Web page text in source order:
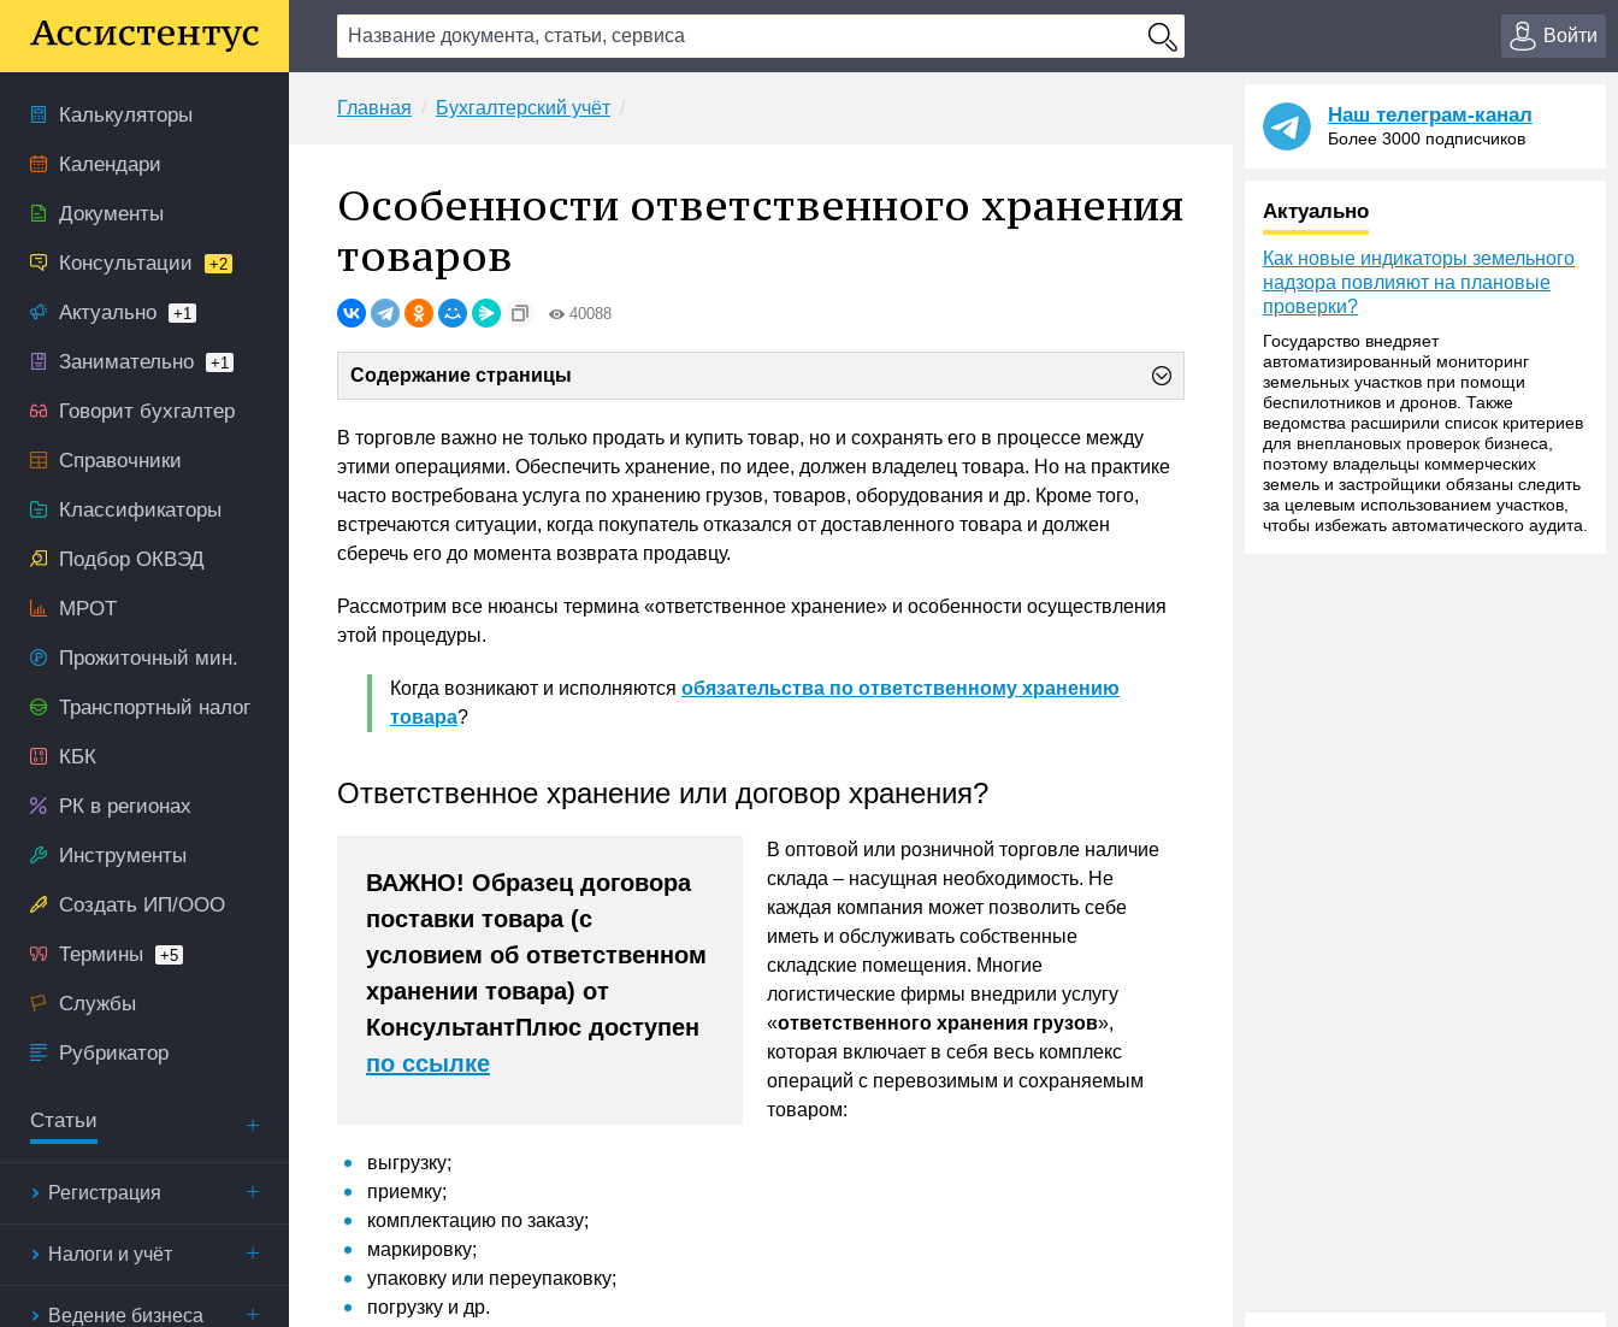
Войти
Калькуляторы
Календари
Документы
Консультации +2
Актуально +1
Занимательно +1
Говорит бухгалтер
Справочники
Классификаторы
Подбор ОКВЭД
МРОТ
Прожиточный мин.
Транспортный налог
КБК
РК в регионах
Инструменты
Создать ИП/ООО
Термины +5
Службы
Рубрикатор
Статьи
Регистрация
Налоги и учёт
Ведение бизнеса
Главная Бухгалтерский учёт
Особенности ответственного хранения
товаров
40088
Содержание страницы
В торговле важно не только продать и купить товар, но и сохранять его в процессе между
этими операциями. Обеспечить хранение, по идее, должен владелец товара. Но на практике
часто востребована услуга по хранению грузов, товаров, оборудования и др. Кроме того,
встречаются ситуации, когда покупатель отказался от доставленного товара и должен
сберечь его до момента возврата продавцу.
Рассмотрим все нюансы термина «ответственное хранение» и особенности осуществления
этой процедуры.
Когда возникают и исполняются обязательства по ответственному хранению
товара?
Ответственное хранение или договор хранения?
ВАЖНО! Образец договора
поставки товара (с
условием об ответственном
хранении товара) от
КонсультантПлюс доступен
по ссылке
В оптовой или розничной торговле наличие
склада – насущная необходимость. Не
каждая компания может позволить себе
иметь и обслуживать собственные
складские помещения. Многие
логистические фирмы внедрили услугу
«ответственного хранения грузов»,
которая включает в себя весь комплекс
операций с перевозимым и сохраняемым
товаром:
выгрузку;
приемку;
комплектацию по заказу;
маркировку;
упаковку или переупаковку;
погрузку и др.
Наш телеграм-канал
Более 3000 подписчиков
Актуально
Как новые индикаторы земельного
надзора повлияют на плановые
проверки?
Государство внедряет
автоматизированный мониторинг
земельных участков при помощи
беспилотников и дронов. Также
ведомства расширили список критериев
для внеплановых проверок бизнеса,
поэтому владельцы коммерческих
земель и застройщики обязаны следить
за целевым использованием участков,
чтобы избежать автоматического аудита.